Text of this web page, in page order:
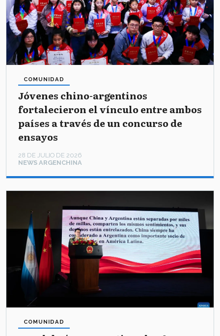
Jóvenes chino-argentinos
fortalecieron el vínculo entre ambos
países a través de un concurso de
ensayos
NEWS ARGENCHINA
COMUNIDAD
28 DE JULIO DE 2026
COMUNIDAD